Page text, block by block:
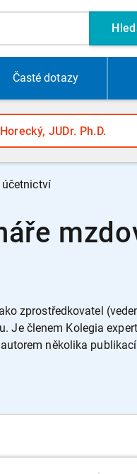
Časté dotazy
zprostředkovatel
Je členem Kolegia
několika